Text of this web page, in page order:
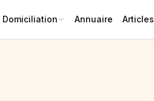
Domiciliation Annuaire Articles